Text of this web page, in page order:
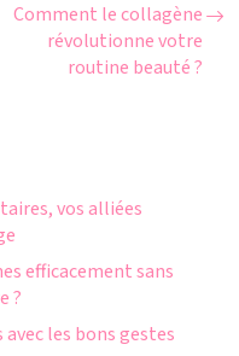
Comment le collagène
révolutionne votre
routine beauté ?
vos alliées
efficacement sans
?
les bons gestes